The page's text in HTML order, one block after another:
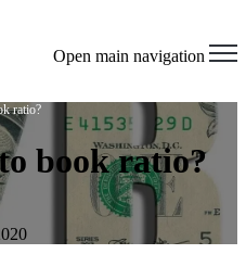
Open main navigation
ratio?
book ratio?